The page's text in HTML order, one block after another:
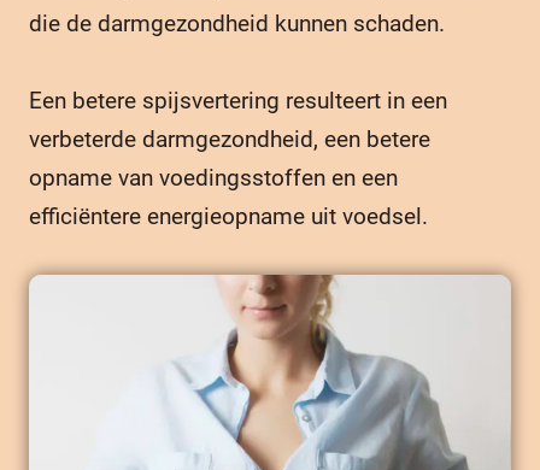
die de darmgezondheid kunnen schaden.
Een betere spijsvertering resulteert in een
verbeterde darmgezondheid, een betere
opname van voedingsstoffen en een
efficiëntere energieopname uit voedsel.